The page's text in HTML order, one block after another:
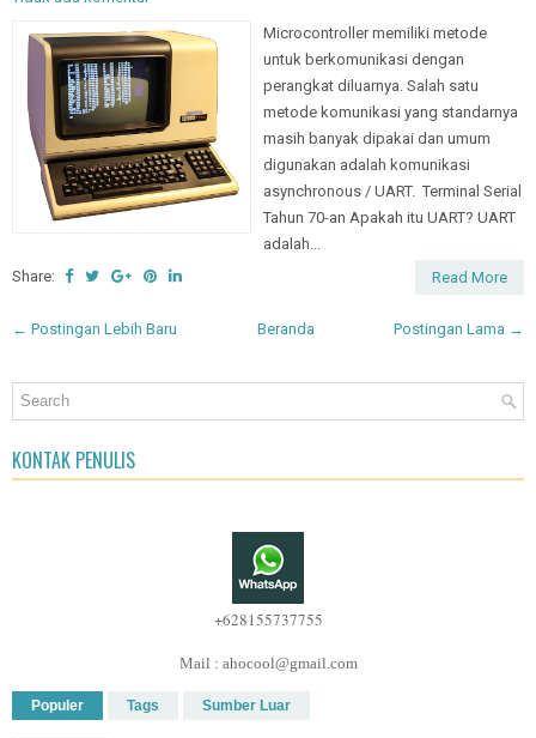
untuk berkomunikasi dengan
perangkat diluarnya. Salah satu
metode komunikasi yang standarnya
masih banyak dipakai dan umum
digunakan adalah komunikasi
asynchronous / UART. Terminal Serial
Tahun 70-an Apakah itu UART? UART
← Postingan Lebih Baru Postingan Lama →
KONTAK PENULIS
Mail : ahocool@gmail.com
Populer